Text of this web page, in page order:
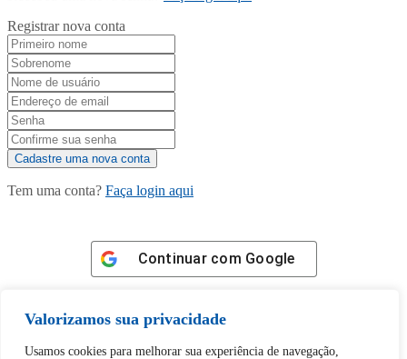
Valorizamos sua privacidade
Usamos cookies para melhorar sua experiência de navegação,
Registrar nova conta
Tem uma conta? Faça login aqui
Continuar com Google